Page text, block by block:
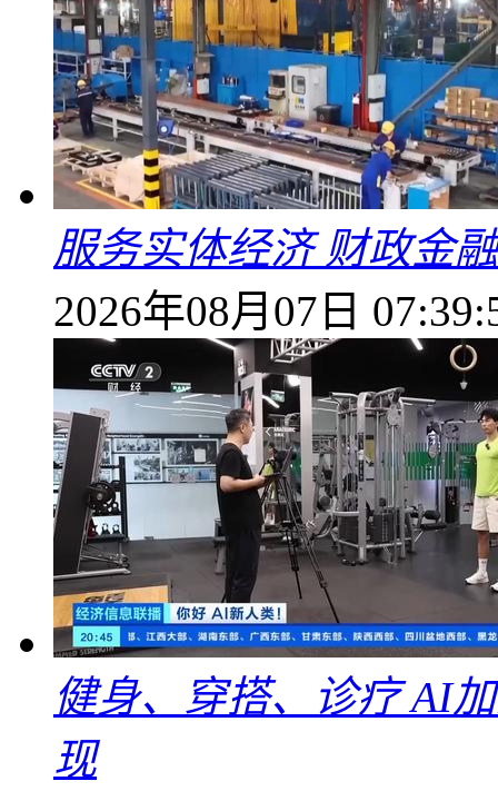
服务实体经济 财政金
2026年08月07日
健身、穿搭、诊疗 AI
现